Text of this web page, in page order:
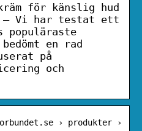
för känslig hud
– Vi har testat ett
populäraste
en rad
på
och
› produkter ›